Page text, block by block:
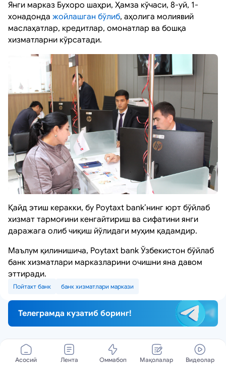
Янги марказ Бухоро шаҳри, Ҳамза кўчаси, 8-уй, 1-
хонадонда жойлашган бўлиб, аҳолига молиявий
маслаҳатлар, кредитлар, омонатлар ва бошқа
хизматларни кўрсатади.
Қайд этиш керакки, бу Poytaxt bank’нинг юрт бўйлаб
хизмат тармоғини кенгайтириш ва сифатини янги
даражага олиб чиқиш йўлидаги муҳим қадамдир.
Маълум қилинишича, Poytaxt bank Ўзбекистон бўйлаб
банк хизматлари марказларини очишни яна давом
эттиради.
Пойтахт банк банк хизматлари маркази
Телеграмда кузатиб боринг!
Асосий Лента Оммабоп Мақолалар Видеолар